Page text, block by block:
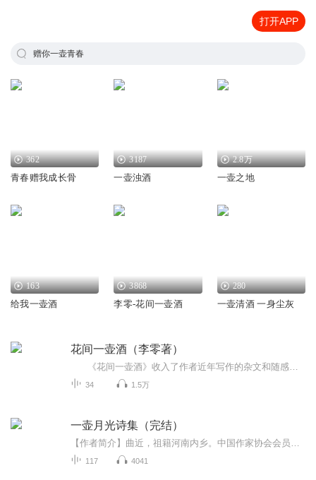
打开APP
赠你一壶青春
362
青春赠我成长骨
3187
一壶浊酒
2.8万
一壶之地
163
给我一壶酒
3868
李零-花间一壶酒
280
一壶清酒 一身尘灰
花间一壶酒（李零著）
34 1.5万
一壶月光诗集（完结）
117 4041